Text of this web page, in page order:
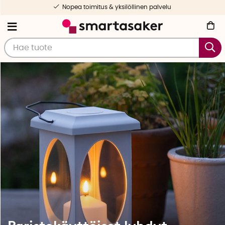
Nopea toimitus & yksilöllinen palvelu